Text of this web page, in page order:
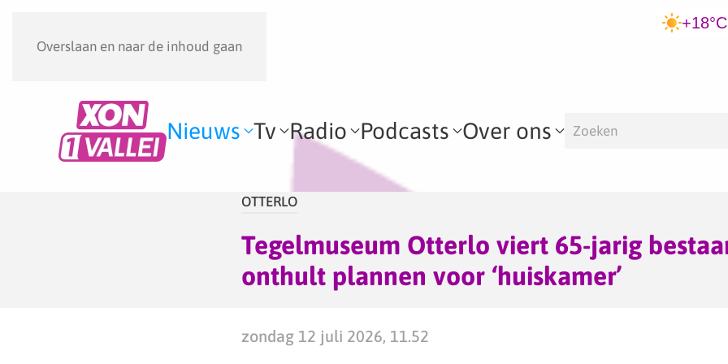
Overslaan en naar de inhoud gaan
+18°C
Nieuws Tv Radio Podcasts Over ons
OTTERLO
Tegelmuseum Otterlo viert 65-jarig
onthult plannen voor ‘huiskamer’
zondag 12 juli 2026, 11.52